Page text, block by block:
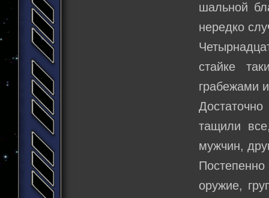
шальной
нередко
стайке
грабежами
тащили
мужчин,
Постепенно
оружие,